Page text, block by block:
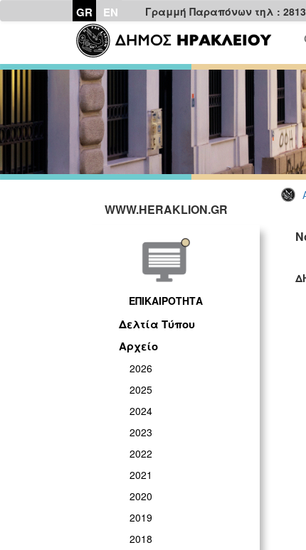
GR EN Γραμμή Παραπόνων τηλ :
WWW.HERAKLION.GR
ΕΠΙΚΑΙΡΟΤΗΤΑ
Δελτία Τύπου
Αρχείο
2026
2025
2024
2023
2022
2021
2020
2019
2018